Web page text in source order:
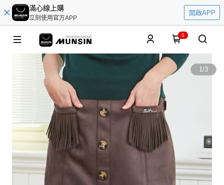
滿心線上購
立刻使用官方APP
開啟APP
0
1/3